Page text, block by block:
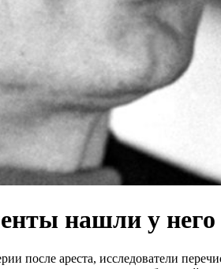
нашли у него
после ареста, исследователи